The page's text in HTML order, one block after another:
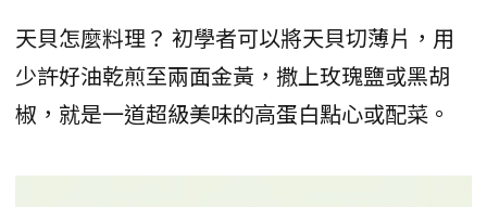
天貝怎麼料理？ 初學者可以將天貝切薄片，用
少許好油乾煎至兩面金黃，撒上玫瑰鹽或黑胡
椒，就是一道超級美味的高蛋白點心或配菜。